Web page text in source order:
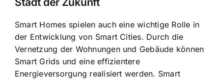
Smart Homes spielen auch eine wichtige Rolle in
der Entwicklung von Smart Cities. Durch die
Vernetzung der Wohnungen und Gebäude können
Smart Grids und eine effizientere
Energieversorgung realisiert werden. Smart